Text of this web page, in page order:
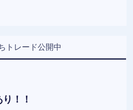
トレード公開中
！！